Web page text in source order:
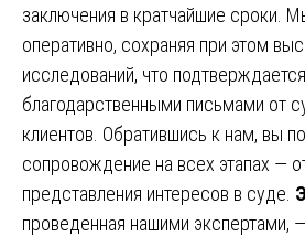
заключения в кратчайшие сроки.
оперативно, сохраняя при этом
исследований, что
благодарственными письмами от
клиентов. Обратившись к нам, вы
сопровождение на всех этапах —
представления интересов в суде.
проведенная нашими экспертами,